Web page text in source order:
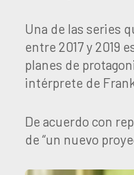
Una de las series
entre 2017 y 2019
planes de
intérprete de
De acuerdo con
de “un nuevo